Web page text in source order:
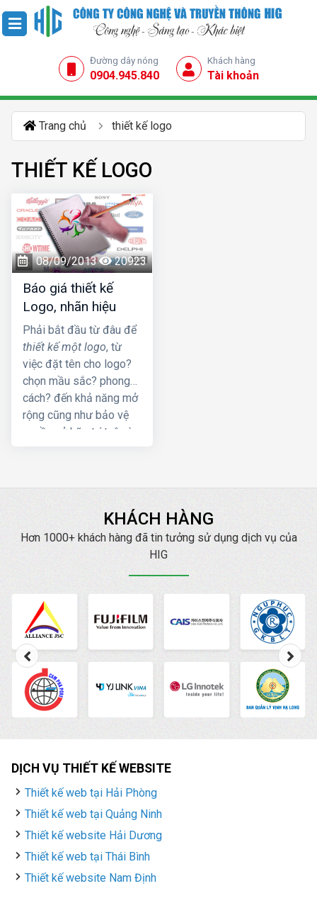
Đường dây nóng
0904.945.840
Khách hàng
Tài khoản
Trang chủ thiết kế logo
THIẾT KẾ LOGO
08/09/2013 20923
Báo giá thiết kế
Logo, nhãn hiệu
Phải bắt đầu từ đâu để
thiết kế một logo, từ
việc đặt tên cho logo?
chọn mầu sắc? phong
cách? đến khả năng mở
rộng cũng như bảo vệ
quyền sở hữu trí tuệ và
quý khách từng bước
xây dựng để sở hữu
KHÁCH HÀNG
Hơn 1000+ khách hàng đã tin tưởng sử dụng dịch vụ của
HIG
DỊCH VỤ THIẾT KẾ WEBSITE
Thiết kế web tại Hải Phòng
Thiết kế web tại Quảng Ninh
Thiết kế website Hải Dương
Thiết kế web tại Thái Bình
Thiết kế website Nam Định